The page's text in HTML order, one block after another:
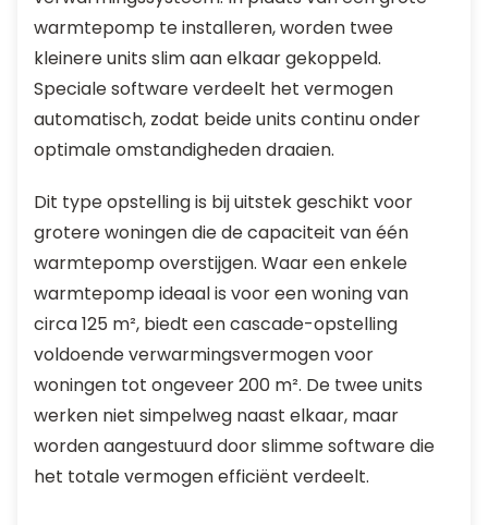
warmtepomp te installeren, worden twee
kleinere units slim aan elkaar gekoppeld.
Speciale software verdeelt het vermogen
automatisch, zodat beide units continu onder
optimale omstandigheden draaien.
Dit type opstelling is bij uitstek geschikt voor
grotere woningen die de capaciteit van één
warmtepomp overstijgen. Waar een enkele
warmtepomp ideaal is voor een woning van
circa 125 m², biedt een cascade-opstelling
voldoende verwarmingsvermogen voor
woningen tot ongeveer 200 m². De twee units
werken niet simpelweg naast elkaar, maar
worden aangestuurd door slimme software die
het totale vermogen efficiënt verdeelt.